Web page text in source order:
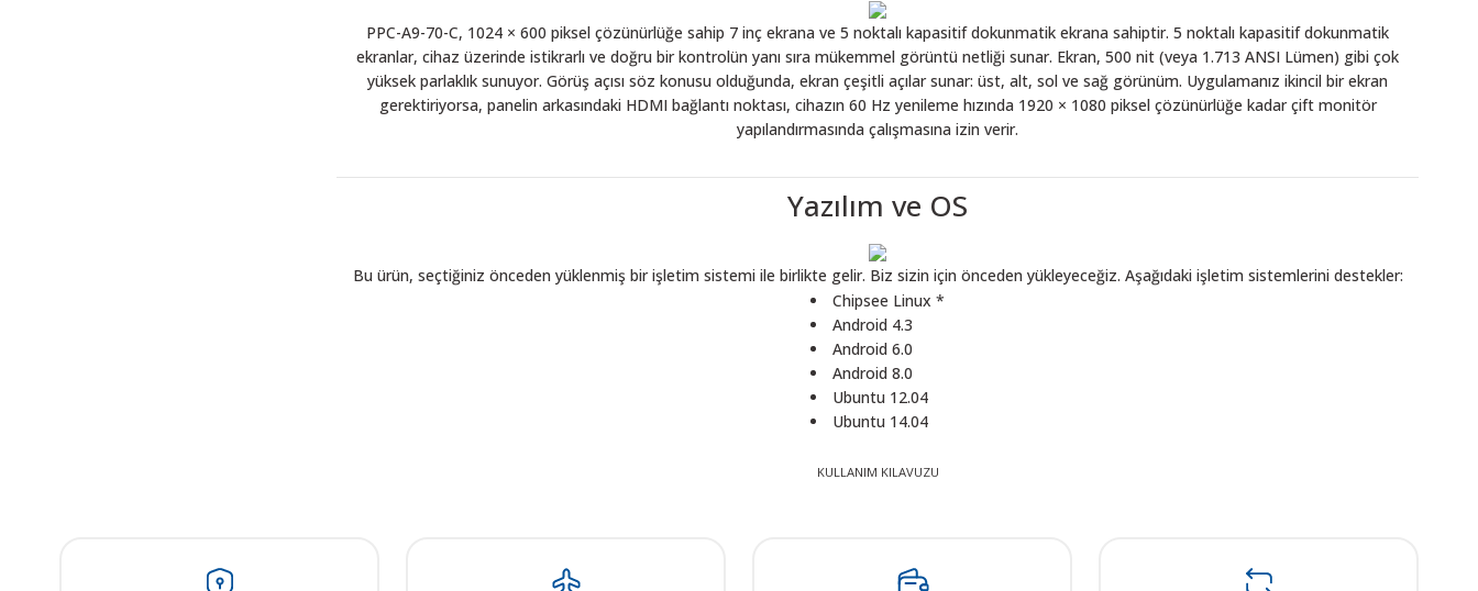
PPC-A9-70-C, 1024 × 600 piksel çözünürlüğe sahip 7 inç ekrana ve 5 noktalı kapasitif dokunmatik ekrana sahiptir. 5 noktalı kapasitif dokunmatik
ekranlar, cihaz üzerinde istikrarlı ve doğru bir kontrolün yanı sıra mükemmel görüntü netliği sunar. Ekran, 500 nit (veya 1.713 ANSI Lümen) gibi çok
yüksek parlaklık sunuyor. Görüş açısı söz konusu olduğunda, ekran çeşitli açılar sunar: üst, alt, sol ve sağ görünüm. Uygulamanız ikincil bir ekran
gerektiriyorsa, panelin arkasındaki HDMI bağlantı noktası, cihazın 60 Hz yenileme hızında 1920 × 1080 piksel çözünürlüğe kadar çift monitör
yapılandırmasında çalışmasına izin verir.
Yazılım ve OS
Bu ürün, seçtiğiniz önceden yüklenmiş bir işletim sistemi ile birlikte gelir. Biz sizin için önceden yükleyeceğiz. Aşağıdaki işletim sistemlerini destekler:
Chipsee Linux *
Android 4.3
Android 6.0
Android 8.0
Ubuntu 12.04
Ubuntu 14.04
KULLANIM KILAVUZU